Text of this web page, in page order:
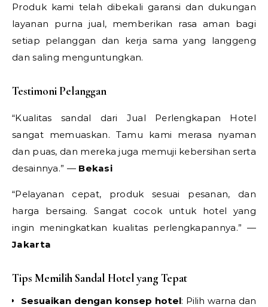
Produk kami telah dibekali garansi dan dukungan
layanan purna jual, memberikan rasa aman bagi
setiap pelanggan dan kerja sama yang langgeng
dan saling menguntungkan.
Testimoni Pelanggan
“Kualitas sandal dari Jual Perlengkapan Hotel
sangat memuaskan. Tamu kami merasa nyaman
dan puas, dan mereka juga memuji kebersihan serta
desainnya.” — Bekasi
“Pelayanan cepat, produk sesuai pesanan, dan
harga bersaing. Sangat cocok untuk hotel yang
ingin meningkatkan kualitas perlengkapannya.” —
Jakarta
Tips Memilih Sandal Hotel yang Tepat
Sesuaikan dengan konsep hotel: Pilih warna dan